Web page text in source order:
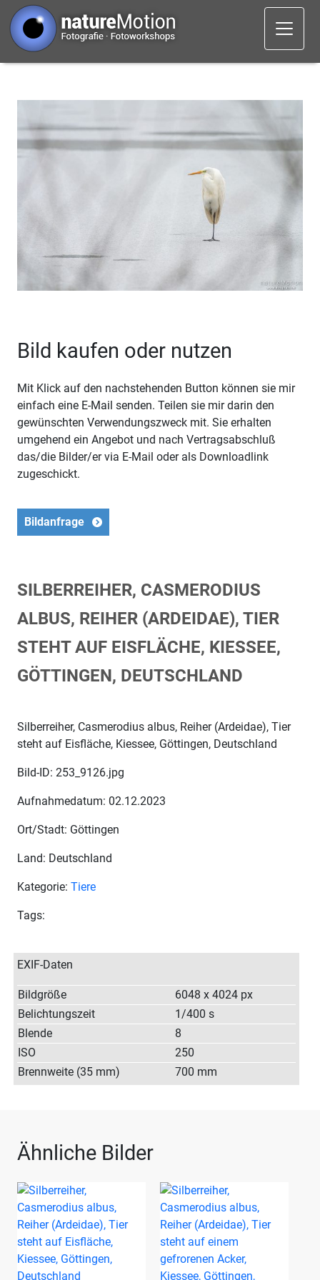
Bild kaufen oder nutzen
Mit Klick auf den nachstehenden Button können sie mir
einfach eine E-Mail senden. Teilen sie mir darin den
gewünschten Verwendungszweck mit. Sie erhalten
umgehend ein Angebot und nach Vertragsabschluß
das/die Bilder/er via E-Mail oder als Downloadlink
zugeschickt.
Bildanfrage
SILBERREIHER, CASMERODIUS
ALBUS, REIHER (ARDEIDAE), TIER
STEHT AUF EISFLÄCHE, KIESSEE,
GÖTTINGEN, DEUTSCHLAND
Silberreiher, Casmerodius albus, Reiher (Ardeidae), Tier
steht auf Eisfläche, Kiessee, Göttingen, Deutschland
Bild-ID: 253_9126.jpg
Aufnahmedatum: 02.12.2023
Ort/Stadt: Göttingen
Land: Deutschland
Kategorie: Tiere
Tags:
EXIF-Daten
Bildgröße
6048 x 4024 px
Belichtungszeit
1/400 s
Blende
8
ISO
250
Brennweite (35 mm)
700 mm
Ähnliche Bilder